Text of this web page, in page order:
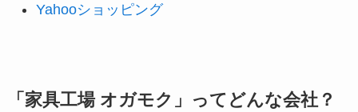
Yahooショッピング
「家具工場 オガモク」ってどんな会社？